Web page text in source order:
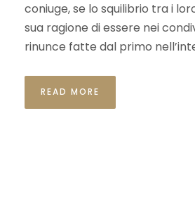
coniuge, se lo squilibrio tra i
sua ragione di essere nei
rinunce fatte dal primo
READ MORE